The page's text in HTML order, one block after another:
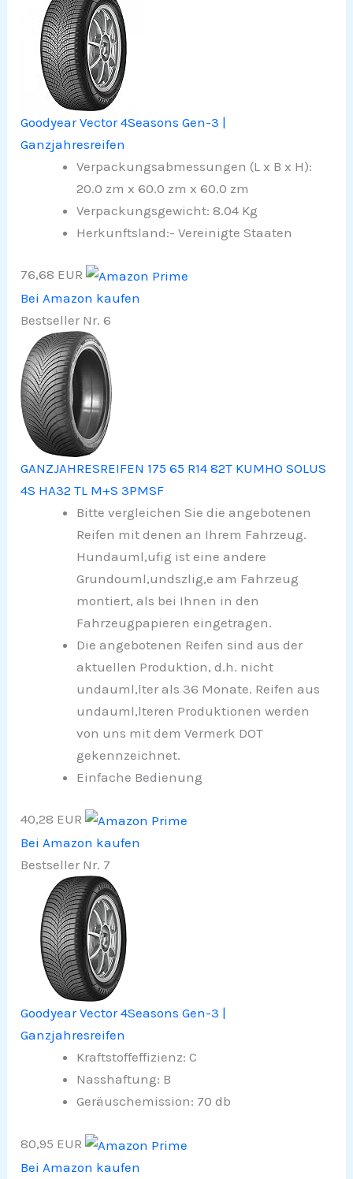
Goodyear Vector 4Seasons Gen-3 |
Ganzjahresreifen
Verpackungsabmessungen (L x B x H):
20.0 zm x 60.0 zm x 60.0 zm
Verpackungsgewicht: 8.04 Kg
Herkunftsland:- Vereinigte Staaten
76,68 EUR
Bei Amazon kaufen
Bestseller Nr. 6
GANZJAHRESREIFEN 175 65 R14 82T KUMHO SOLUS
4S HA32 TL M+S 3PMSF
Bitte vergleichen Sie die angebotenen
Reifen mit denen an Ihrem Fahrzeug.
Hundauml,ufig ist eine andere
Grundouml,undszlig,e am Fahrzeug
montiert, als bei Ihnen in den
Fahrzeugpapieren eingetragen.
Die angebotenen Reifen sind aus der
aktuellen Produktion, d.h. nicht
undauml,lter als 36 Monate. Reifen aus
undauml,lteren Produktionen werden
von uns mit dem Vermerk DOT
gekennzeichnet.
Einfache Bedienung
40,28 EUR
Bei Amazon kaufen
Bestseller Nr. 7
Goodyear Vector 4Seasons Gen-3 |
Ganzjahresreifen
Kraftstoffeffizienz: C
Nasshaftung: B
Geräuschemission: 70 db
80,95 EUR
Bei Amazon kaufen